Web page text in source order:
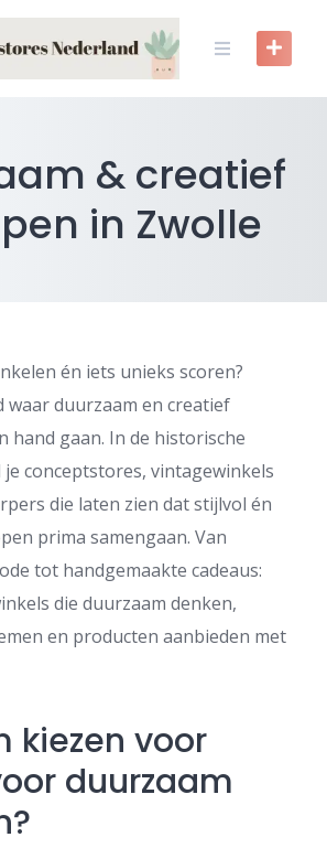
& creatief
in Zwolle
én iets unieks scoren?
waar duurzaam en creatief
hand gaan. In de historische
conceptstores, vintagewinkels
die laten zien dat stijlvol én
prima samengaan. Van
tot handgemaakte cadeaus:
die duurzaam denken,
en producten aanbieden met
kiezen voor
duurzaam